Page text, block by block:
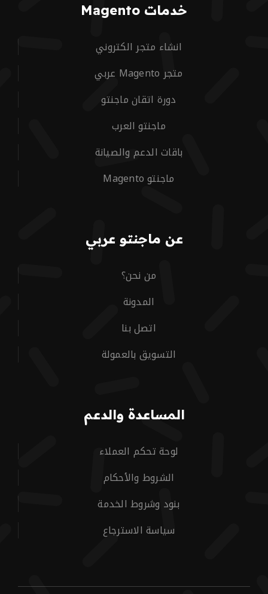
خدمات Magento
انشاء متجر الكتروني
متجر Magento عربي
دورة اتقان ماجنتو
ماجنتو العرب
باقات الدعم والصيانة
ماجنتو Magento
عن ماجنتو عربي
من نحن؟
المدونة
اتصل بنا
التسويق بالعمولة
المساعدة والدعم
لوحة تحكم العملاء
الشروط والأحكام
بنود وشروط الخدمة
سياسة الاسترجاع